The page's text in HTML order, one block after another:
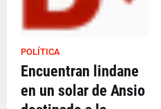
POLÍTICA
Encuentran lindane
en un solar de Ansio